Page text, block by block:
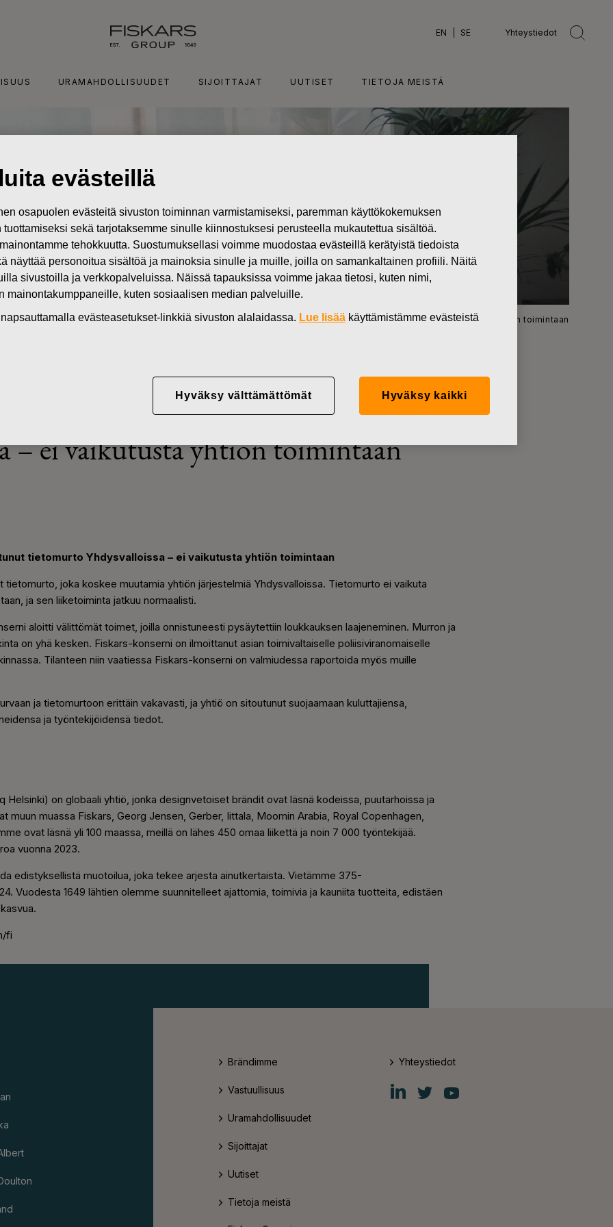
EN SE Yhteystiedot
URAMAHDOLLISUUDET SIJOITTAJAT UUTISET TIETOJA MEISTÄ
Uutiset Fiskars-konserniin on kohdistunut tietomurto Yhdysvalloissa – ei vaikutusta yhtiön toimintaan
on kohdistunut tietomurto
– ei vaikutusta yhtiön toimintaan
tietomurto Yhdysvalloissa – ei vaikutusta yhtiön toimintaan
tietomurto, joka koskee muutamia yhtiön järjestelmiä Yhdysvalloissa. Tietomurto ei vaikuta
ja sen liiketoiminta jatkuu normaalisti.
aloitti välittömät toimet, joilla onnistuneesti pysäytettiin loukkauksen laajeneminen. Murron ja
on yhä kesken. Fiskars-konserni on ilmoittanut asian toimivaltaiselle poliisiviranomaiselle
Tilanteen niin vaatiessa Fiskars-konserni on valmiudessa raportoida myös muille
ja tietomurtoon erittäin vakavasti, ja yhtiö on sitoutunut suojaamaan kuluttajiensa,
ja työntekijöidensä tiedot.
Helsinki) on globaali yhtiö, jonka designvetoiset brändit ovat läsnä kodeissa, puutarhoissa ja
muun muassa Fiskars, Georg Jensen, Gerber, Iittala, Moomin Arabia, Royal Copenhagen,
ovat läsnä yli 100 maassa, meillä on lähes 450 omaa liikettä ja noin 7 000 työntekijää.
vuonna 2023.
edistyksellistä muotoilua, joka tekee arjesta ainutkertaista. Vietämme 375-
Vuodesta 1649 lähtien olemme suunnitelleet ajattomia, toimivia ja kauniita tuotteita, edistäen
fi
Brändimme
Vastuullisuus
Uramahdollisuudet
Sijoittajat
Uutiset
Tietoja meistä
Yhteystiedot
Fiskars
Group
Fiskars
Group
Fiskars
Group
evästeillä
osapuolen evästeitä sivuston toiminnan varmistamiseksi, paremman käyttökokemuksen
sekä tarjotaksemme sinulle kiinnostuksesi perusteella mukautettua sisältöä.
tehokkuutta. Suostumuksellasi voimme muodostaa evästeillä kerätyistä tiedoista
näyttää personoitua sisältöä ja mainoksia sinulle ja muille, joilla on samankaltainen profiili. Näitä
sivustoilla ja verkkopalveluissa. Näissä tapauksissa voimme jakaa tietosi, kuten nimi,
mainontakumppaneille, kuten sosiaalisen median palveluille.
evästeasetukset-linkkiä sivuston alalaidassa. Lue lisää käyttämistämme evästeistä
Hyväksy välttämättömät Hyväksy kaikki